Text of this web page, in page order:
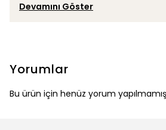
Devamını Göster
Yorumlar
Bu ürün için henüz yorum